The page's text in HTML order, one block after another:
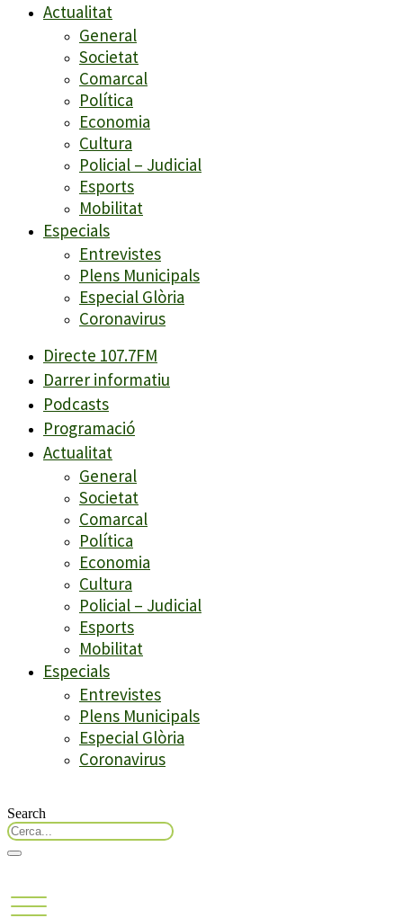
Actualitat
General
Societat
Comarcal
Política
Economia
Cultura
Policial – Judicial
Esports
Mobilitat
Especials
Entrevistes
Plens Municipals
Especial Glòria
Coronavirus
Directe 107.7FM
Darrer informatiu
Podcasts
Programació
Actualitat
General
Societat
Comarcal
Política
Economia
Cultura
Policial – Judicial
Esports
Mobilitat
Especials
Entrevistes
Plens Municipals
Especial Glòria
Coronavirus
Search